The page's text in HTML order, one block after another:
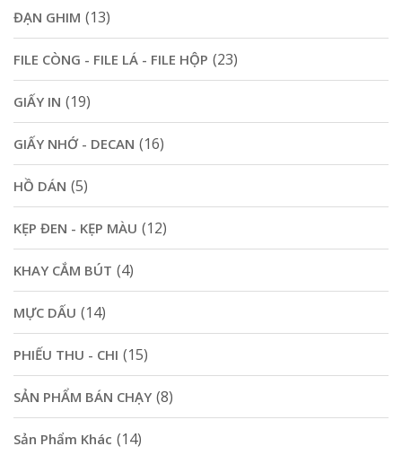
ĐẠN GHIM (13)
FILE CÒNG - FILE LÁ - FILE HỘP (23)
GIẤY IN (19)
GIẤY NHỚ - DECAN (16)
HỒ DÁN (5)
KẸP ĐEN - KẸP MÀU (12)
KHAY CẮM BÚT (4)
MỰC DẤU (14)
PHIẾU THU - CHI (15)
SẢN PHẨM BÁN CHẠY (8)
Sản Phẩm Khác (14)